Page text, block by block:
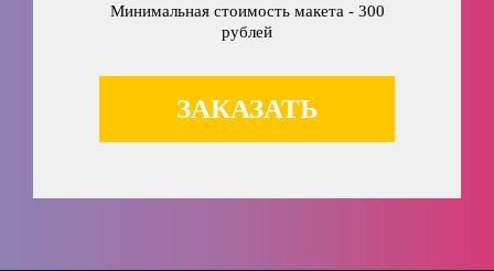
Минимальная стоимость макета - 300
рублей
ЗАКАЗАТЬ